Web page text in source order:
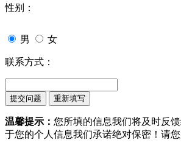
性别：
男 女
联系方式：
温馨提示： 您所填的信息我们将及时反
于您的个人信息我们承诺绝对保密！请您